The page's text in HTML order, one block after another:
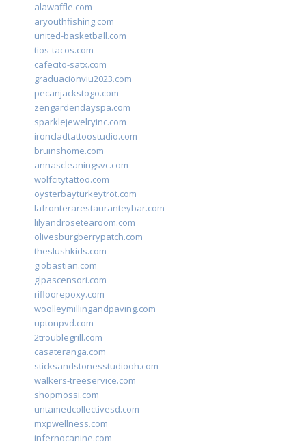
alawaffle.com
aryouthfishing.com
united-basketball.com
tios-tacos.com
cafecito-satx.com
graduacionviu2023.com
pecanjackstogo.com
zengardendayspa.com
sparklejewelryinc.com
ironcladtattoostudio.com
bruinshome.com
annascleaningsvc.com
wolfcitytattoo.com
oysterbayturkeytrot.com
lafronterarestauranteybar.com
lilyandrosetearoom.com
olivesburgberrypatch.com
theslushkids.com
giobastian.com
glpascensori.com
rifloorepoxy.com
woolleymillingandpaving.com
uptonpvd.com
2troublegrill.com
casateranga.com
sticksandstonesstudiooh.com
walkers-treeservice.com
shopmossi.com
untamedcollectivesd.com
mxpwellness.com
infernocanine.com